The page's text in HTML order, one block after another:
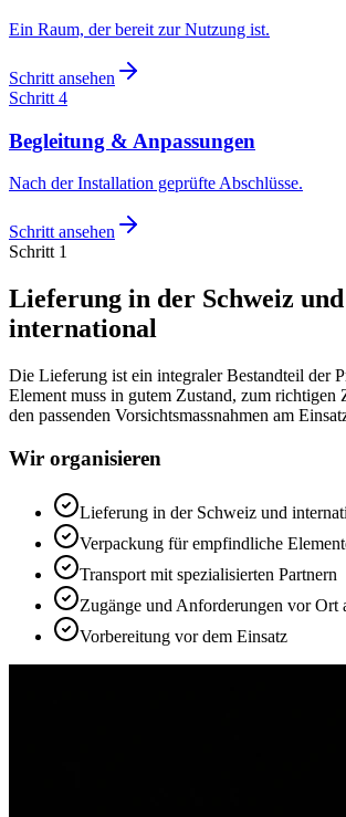
Ein Raum, der bereit zur Nutzung ist.
Schritt ansehen
Schritt 4
Begleitung & Anpassungen
Nach der Installation geprüfte Abschlüsse.
Schritt ansehen
Schritt 1
Lieferung in der Schweiz und
international
Die Lieferung ist ein integraler Bestandteil der
Element muss in gutem Zustand, zum richtigen
den passenden Vorsichtsmassnahmen am
Wir organisieren
Lieferung in der Schweiz und
Verpackung für empfindliche
Transport mit spezialisierten Partnern
Zugänge und Anforderungen vor Ort
Vorbereitung vor dem Einsatz